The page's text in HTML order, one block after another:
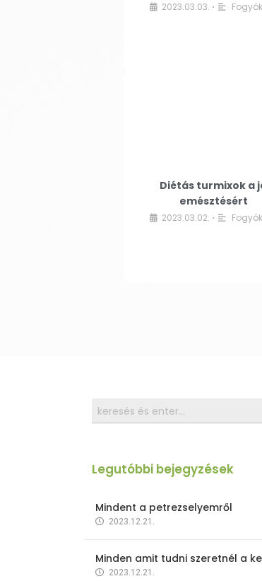
2023.03.03. •
Diétás turmixok a
emésztésért
2023.03.02. •
Legutóbbi bejegyzések
Mindent a petrezselyemről
2023.12.21.
Minden amit tudni szeretnél a
2023.12.21.